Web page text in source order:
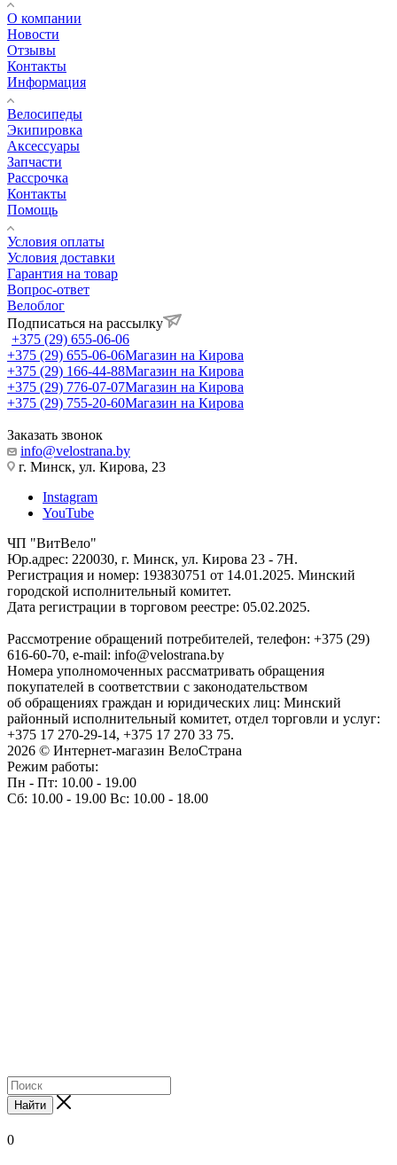
О компании
Новости
Отзывы
Контакты
Информация
Велосипеды
Экипировка
Аксессуары
Запчасти
Рассрочка
Контакты
Помощь
Условия оплаты
Условия доставки
Гарантия на товар
Вопрос-ответ
Велоблог
Подписаться на рассылку
+375 (29) 655-06-06
+375 (29) 655-06-06Магазин на Кирова
+375 (29) 166-44-88Магазин на Кирова
+375 (29) 776-07-07Магазин на Кирова
+375 (29) 755-20-60Магазин на Кирова
Заказать звонок
info@velostrana.by
г. Минск, ул. Кирова, 23
Instagram
YouTube
ЧП "ВитВело"
Юр.адрес: 220030, г. Минск, ул. Кирова 23 - 7Н.
Регистрация и номер: 193830751 от 14.01.2025. Минский
городской исполнительный комитет.
Дата регистрации в торговом реестре: 05.02.2025.
Рассмотрение обращений потребителей, телефон: +375 (29)
616-60-70, e-mail: info@velostrana.by
Номера уполномоченных рассматривать обращения
покупателей в соответствии с законодательством
об обращениях граждан и юридических лиц: Минский
районный исполнительный комитет, отдел торговли и услуг:
+375 17 270-29-14, +375 17 270 33 75.
2026 © Интернет-магазин ВелоСтрана
Режим работы:
Пн - Пт: 10.00 - 19.00
Сб: 10.00 - 19.00 Вс: 10.00 - 18.00
Найти
0